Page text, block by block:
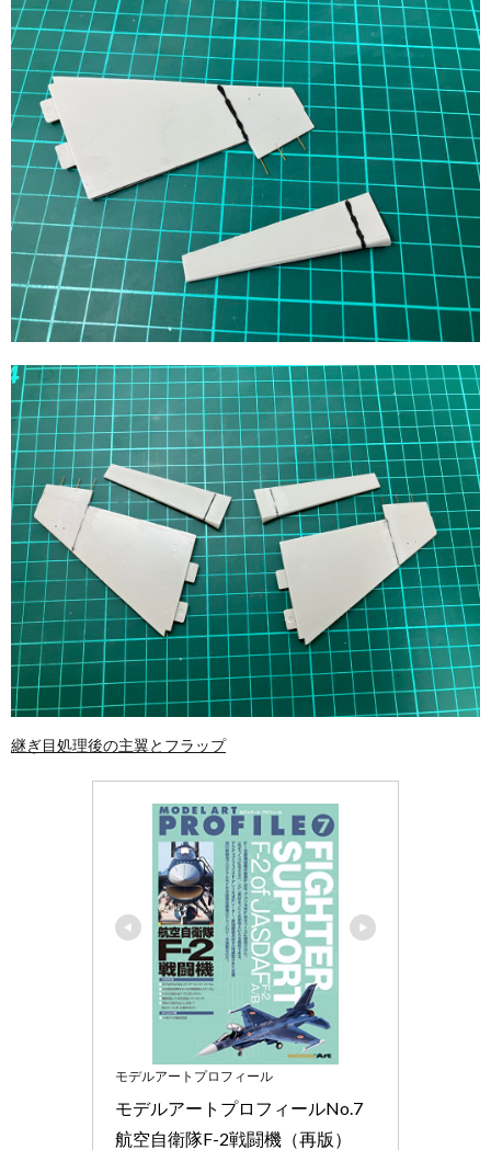
継ぎ目処理後の主翼とフラップ
モデルアートプロフィール
モデルアートプロフィールNo.7
航空自衛隊F-2戦闘機（再版）